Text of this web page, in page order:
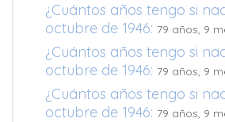
¿Cuántos años tengo si
octubre de 1946: 79 años, 9
¿Cuántos años tengo si
octubre de 1946: 79 años, 9
¿Cuántos años tengo si
octubre de 1946: 79 años, 9